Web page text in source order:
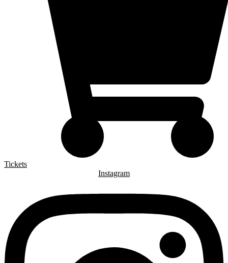
Tickets
Instagram